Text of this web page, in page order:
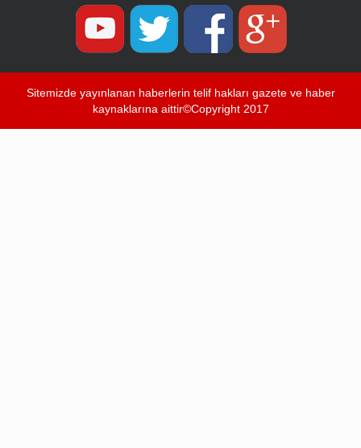
Sitemizde yayınlanan haberlerin telif hakları gazete ve haber
kaynaklarına aittir©Copyright 2017